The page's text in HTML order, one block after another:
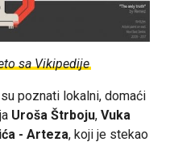
sa Vikipedije
poznati lokalni, domaći
Uroša Štrboju, Vuka
- Arteza, koji je stekao